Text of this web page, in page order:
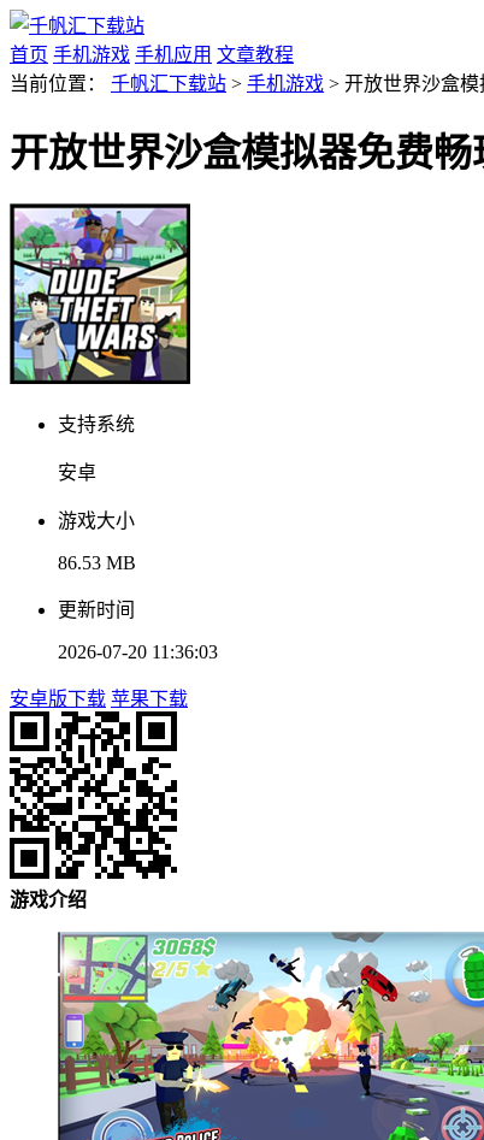
首页 手机游戏 手机应用 文章教程
当前位置： 千帆汇下载站 > 手机游戏 > 开放世界沙盒
开放世界沙盒模拟器免费畅
支持系统
安卓
游戏大小
86.53 MB
更新时间
2026-07-20 11:36:03
安卓版下载 苹果下载
游戏介绍